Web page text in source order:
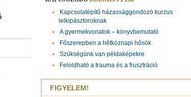
Kapcsolatépítő házassággondozó kurzus
lelkipásztoroknak
A gyermekvonatok – könyvbemutató
Főszerepben a hétköznapi hősök
Szükségünk van példaképekre
Feloldható a trauma és a frusztráció
FIGYELEM!